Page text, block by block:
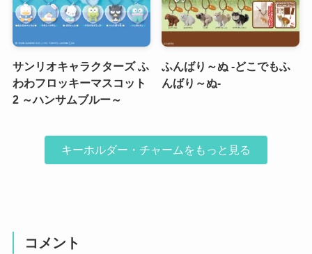
サンリオキャラクターズ ふ
わわフロッキーマスコット
2 ～ハンサムブルー～
ふんばり～ぬ -どこでもふ
んばり～ぬ-
キーホルダー・チャームをもっと見る
コメント